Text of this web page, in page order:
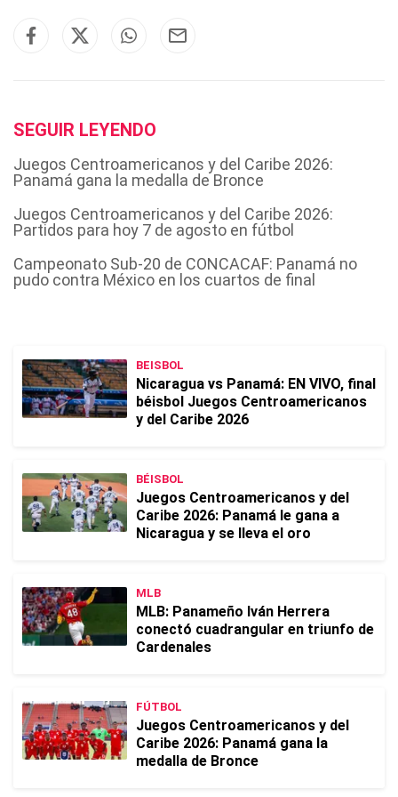
SEGUIR LEYENDO
Juegos Centroamericanos y del Caribe 2026:
Panamá gana la medalla de Bronce
Juegos Centroamericanos y del Caribe 2026:
Partidos para hoy 7 de agosto en fútbol
Campeonato Sub-20 de CONCACAF: Panamá no
pudo contra México en los cuartos de final
BEISBOL
Nicaragua vs Panamá: EN VIVO, final
béisbol Juegos Centroamericanos
y del Caribe 2026
BÉISBOL
Juegos Centroamericanos y del
Caribe 2026: Panamá le gana a
Nicaragua y se lleva el oro
MLB
MLB: Panameño Iván Herrera
conectó cuadrangular en triunfo de
Cardenales
FÚTBOL
Juegos Centroamericanos y del
Caribe 2026: Panamá gana la
medalla de Bronce